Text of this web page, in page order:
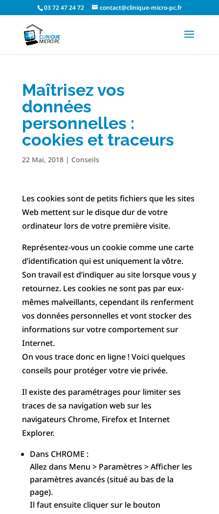
03 72 47 24 72 contact@clinique-micro-pc.fr
Maîtrisez vos
données
personnelles :
cookies et traceurs
22 Mai, 2018| Conseils
Les cookies sont de petits fichiers que les sites
Web mettent sur le disque dur de votre
ordinateur lors de votre première visite.
Représentez-vous un cookie comme une carte
d’identification qui est uniquement la vôtre.
Son travail est d’indiquer au site lorsque vous y
retournez. Les cookies ne sont pas par eux-
mêmes malveillants, cependant ils renferment
vos données personnelles et vont stocker des
informations sur votre comportement sur
Internet.
On vous trace donc en ligne ! Voici quelques
conseils pour protéger votre vie privée.
Il existe des paramétrages pour limiter ses
traces de sa navigation web sur les
navigateurs Chrome, Firefox et Internet
Explorer.
Dans CHROME :
Allez dans Menu > Paramètres > Afficher les
paramètres avancés (situé au bas de la
page).
Il faut ensuite cliquer sur le bouton